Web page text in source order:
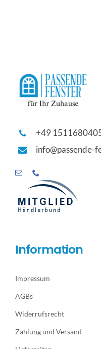
+49
info@passende-
Information
Impressum
AGBs
Widerrufsrecht
Zahlung und Versand